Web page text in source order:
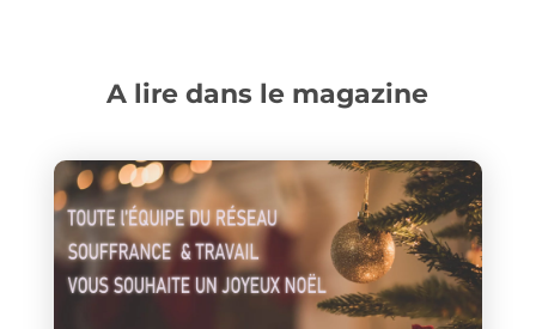
A lire dans le magazine